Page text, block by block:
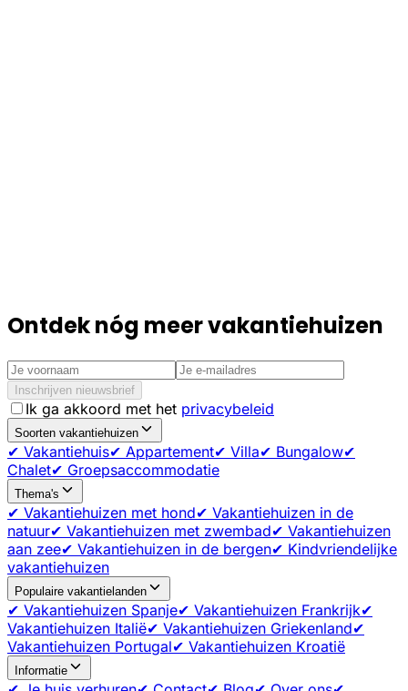
Ontdek nóg meer vakantiehuizen
Inschrijven nieuwsbrief
Ik ga akkoord met het privacybeleid
Soorten vakantiehuizen
✔ Vakantiehuis✔ Appartement✔ Villa✔ Bungalow✔
Chalet✔ Groepsaccommodatie
Thema's
✔ Vakantiehuizen met hond✔ Vakantiehuizen in de
natuur✔ Vakantiehuizen met zwembad✔ Vakantiehuizen
aan zee✔ Vakantiehuizen in de bergen✔ Kindvriendelijke
vakantiehuizen
Populaire vakantielanden
✔ Vakantiehuizen Spanje✔ Vakantiehuizen Frankrijk✔
Vakantiehuizen Italië✔ Vakantiehuizen Griekenland✔
Vakantiehuizen Portugal✔ Vakantiehuizen Kroatië
Informatie